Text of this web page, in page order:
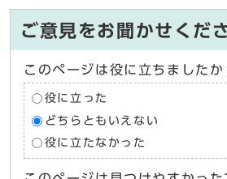
ご意見をお聞かせくだ
このページは役に立ちましたか
役に立った
どちらともいえない
役に立たなかった